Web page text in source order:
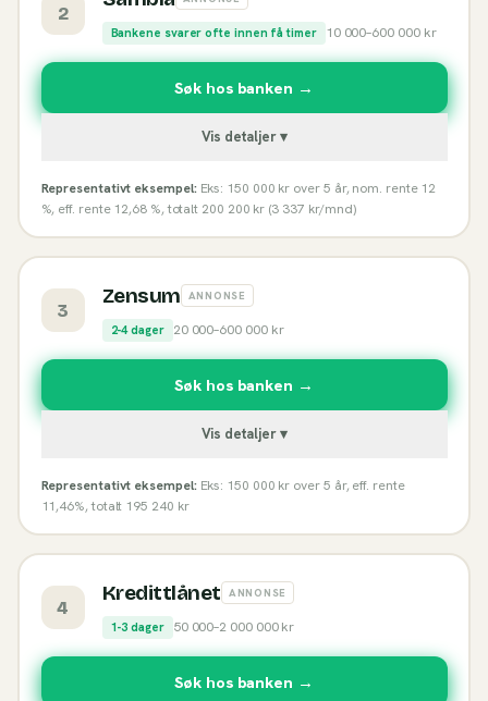
2
Bankene svarer ofte innen få timer 10 000–600 000kr
Søk hos banken →
Vis detaljer ▾
Representativt eksempel: Eks: 150 000 kr over 5 år, nom. rente 12
%, eff. rente 12,68 %, totalt 200 200 kr (3 337 kr/mnd)
3
Zensum ANNONSE
2-4 dager 20 000–600 000kr
Søk hos banken →
Vis detaljer ▾
Representativt eksempel: Eks: 150 000 kr over 5 år, eff. rente
11,46%, totalt 195 240 kr
4
Kredittlånet ANNONSE
1-3 dager 50 000–2 000 000kr
Søk hos banken →